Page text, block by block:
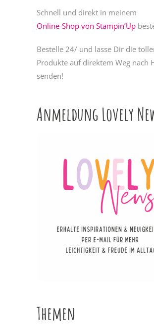
Schnell und direkt in meinem
Online-Shop von Stampin’Up
Bestelle 24/ und lasse Dir die
Produkte auf direktem Weg nach
senden!
Anmeldung Lovely
Themen